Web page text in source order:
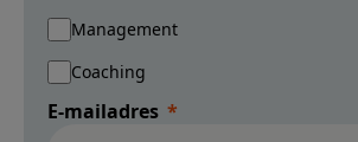
Management
Coaching
E-mailadres